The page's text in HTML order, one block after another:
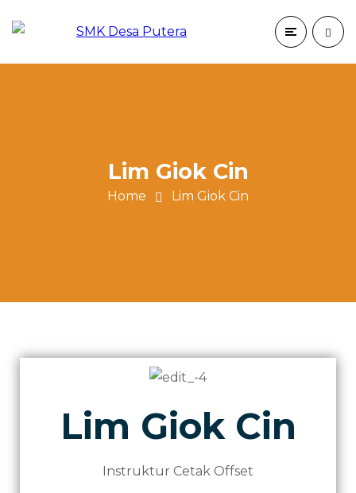
Lim Giok Cin
Home Lim Giok Cin
Lim Giok Cin
Instruktur Cetak Offset